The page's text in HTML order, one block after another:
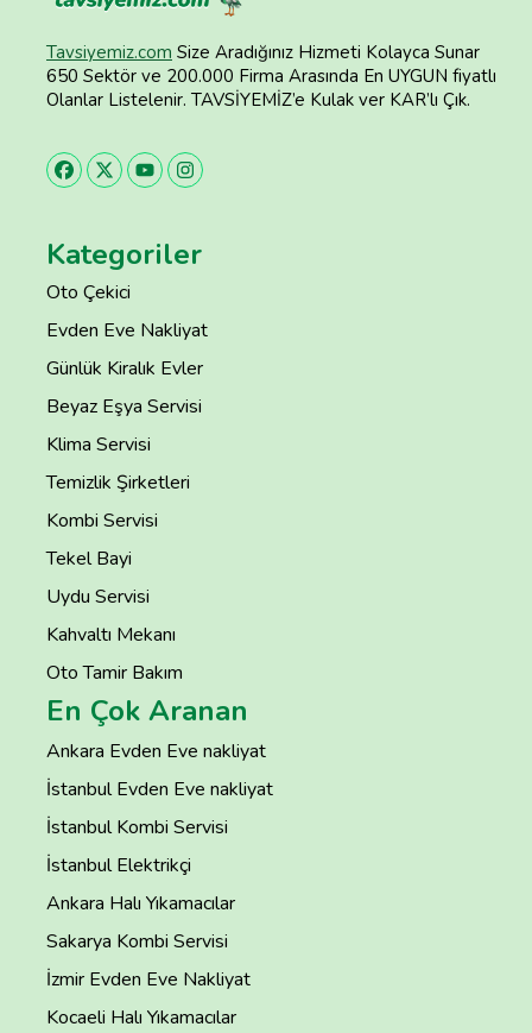
Tavsiyemiz.com Size Aradığınız Hizmeti Kolayca Sunar
650 Sektör ve 200.000 Firma Arasında En UYGUN fiyatlı
Olanlar Listelenir. TAVSİYEMİZ’e Kulak ver KAR’lı Çık.
Kategoriler
Oto Çekici
Evden Eve Nakliyat
Günlük Kiralık Evler
Beyaz Eşya Servisi
Klima Servisi
Temizlik Şirketleri
Kombi Servisi
Tekel Bayi
Uydu Servisi
Kahvaltı Mekanı
Oto Tamir Bakım
En Çok Aranan
Ankara Evden Eve nakliyat
İstanbul Evden Eve nakliyat
İstanbul Kombi Servisi
İstanbul Elektrikçi
Ankara Halı Yıkamacılar
Sakarya Kombi Servisi
İzmir Evden Eve Nakliyat
Kocaeli Halı Yıkamacılar